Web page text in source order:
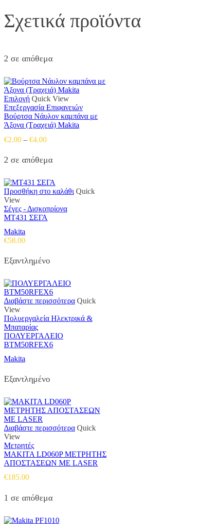
Σχετικά προϊόντα
2 σε απόθεμα
Επιλογή Αυτό
το
προϊόν
έχει
παραλλαγές.
επιλογές
επιλεγούν
στη
του
προϊόντος
Quick View
Επεξεργασία Επιφανειών
Βούρτσα Νάυλον καμπάνα με
Άξονα (Τραχειά) Makita
€2.00 – €4.00Price
through
2 σε απόθεμα
Προσθήκη στο καλάθι Quick
View
Σέγες - Δισκοπρίονα
MT431 ΣΕΓΑ
Makita
€58.00
Εξαντλημένο
Διαβάστε περισσότερα Quick
View
Πολυεργαλεία Ηλεκτρικά &
Μπαταρίας
ΠΟΛΥΕΡΓΑΛΕΙΟ
BTM50RFEX6
Makita
Εξαντλημένο
Διαβάστε περισσότερα Quick
View
Μετρητές
MAKITA LD060P ΜΕΤΡΗΤΗΣ
ΑΠΟΣΤΑΣΕΩΝ ΜΕ LASER
€185.00
1 σε απόθεμα